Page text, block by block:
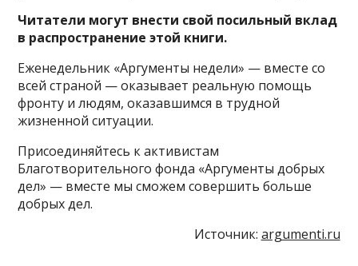
Читатели могут внести свой посильный вклад
в распространение этой книги.
Еженедельник «Аргументы недели» — вместе со
всей страной — оказывает реальную помощь
фронту и людям, оказавшимся в трудной
жизненной ситуации.
Присоединяйтесь к активистам
Благотворительного фонда «Аргументы добрых
дел» — вместе мы сможем совершить больше
добрых дел.
Источник: argumenti.ru